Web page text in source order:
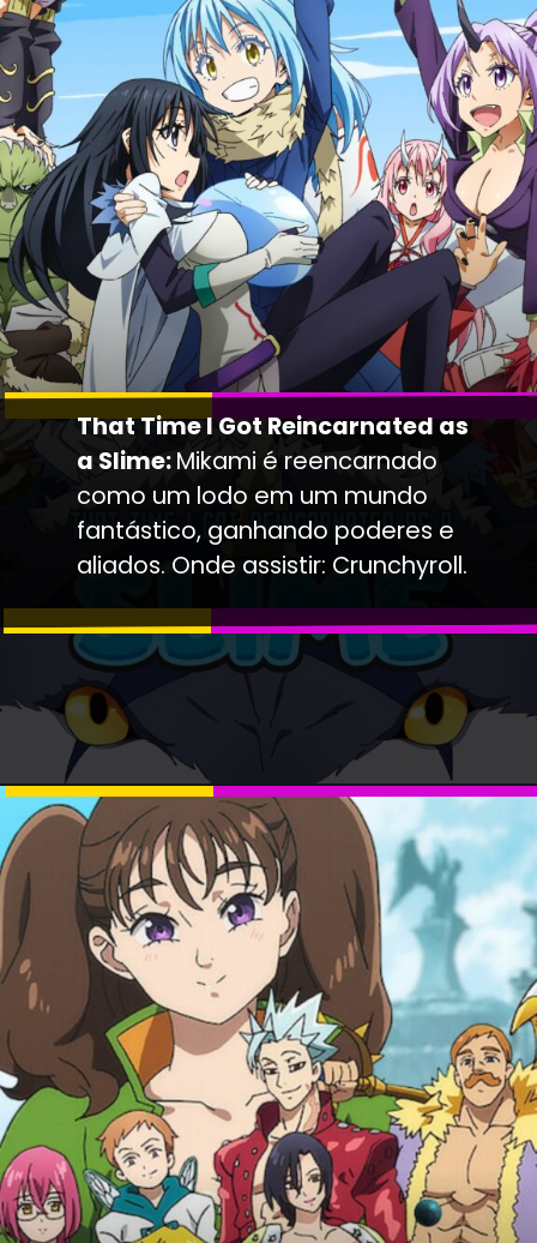
That Time I Got Reincarnated as
a Slime:Mikami é reencarnado
como um lodo em um mundo
fantástico, ganhando poderes e
aliados. Onde assistir: Crunchyroll.